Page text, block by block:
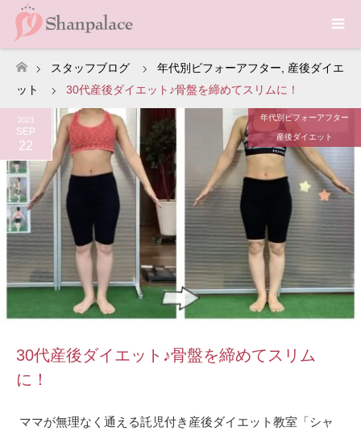
ホーム
スタッフブログ 年代別ビフォーアフター
産後ダイエ
ット
30代産後ダイエット♪骨盤を締めてスリムに！
2023
SEP
22
年代別ビフォーアフター
産後ダイエット
30代産後ダイエット♪骨盤を締めてスリム
に！
ママが無理なく通える託児付き産後ダイエット教室「シャ